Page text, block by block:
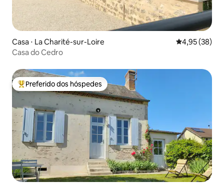
Casa ⋅ La Charité-sur-Loire 4,95 de uma
4,95 (38)
Casa do Cedro
Entre os melhores preferidos dos hóspedes
Preferido dos hóspedes